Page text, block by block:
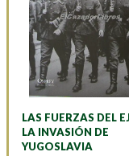
LAS FUERZAS DEL
LA INVASIÓN DE
YUGOSLAVIA